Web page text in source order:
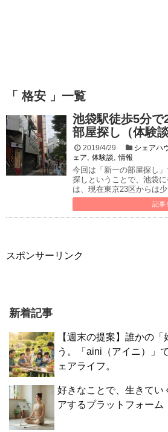
「 格安 」一覧
池袋駅徒歩5分
部屋探し（体験
2019/4/29 シェアハ
ェア
体験談 ,情報
今回は「新一の部屋探し
探しということで、池袋
は、現在東京23区からは少
記事
スポンサーリンク
新着記事
【週末の提案】誰かの
う。「aini（アイニ）」
ェアライフ。
好きなことで、生きてい
アするプラットフォーム